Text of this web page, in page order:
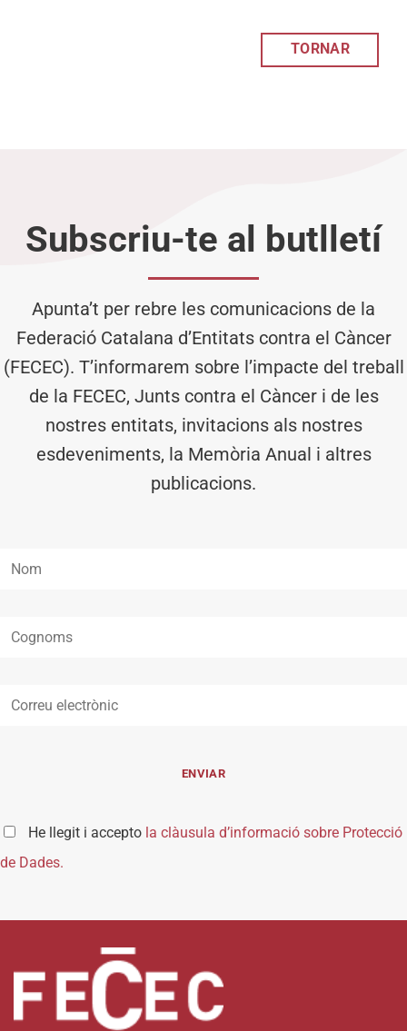
TORNAR
Subscriu-te al butlletí
Apunta’t per rebre les comunicacions de la
Federació Catalana d’Entitats contra el Càncer
(FECEC). T’informarem sobre l’impacte del treball
de la FECEC, Junts contra el Càncer i de les
nostres entitats, invitacions als nostres
esdeveniments, la Memòria Anual i altres
publicacions.
He llegit i accepto la clàusula d’informació sobre Protecció
de Dades.